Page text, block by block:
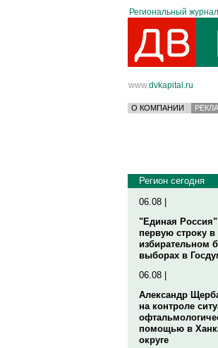
Региональный
www.dvkapital.ru
О КОМПАНИИ
Регион сегодня
06.08 |
"Единая
первую строку в
избирательном
выборах в
06.08 |
Александр
на контроле
помощью в
округе